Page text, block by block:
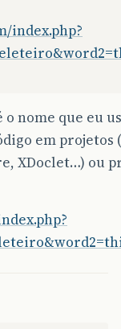
index.php?
nome que eu
em projetos
XDoclet…) ou